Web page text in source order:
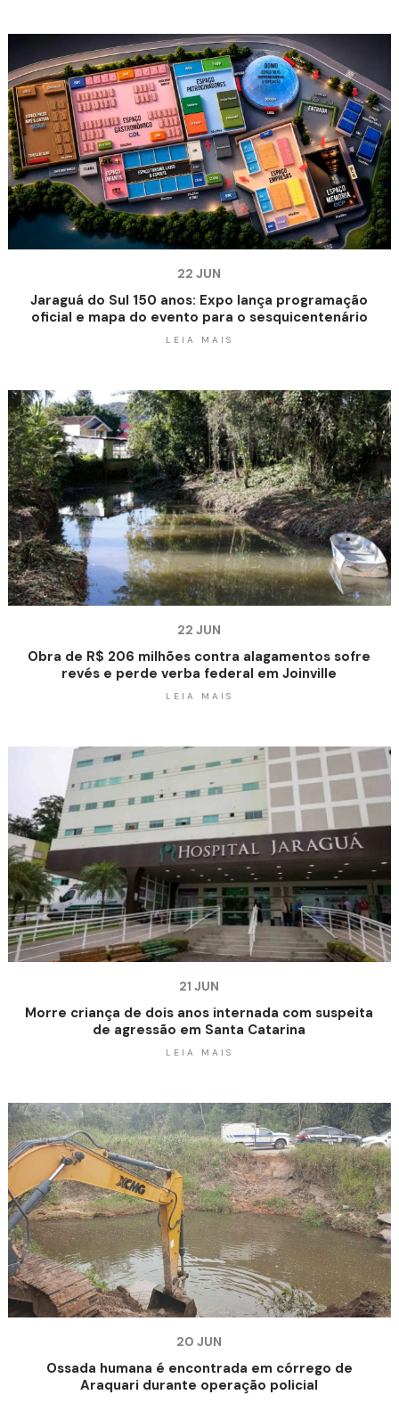
22 JUN
Jaraguá do Sul 150 anos: Expo lança programação
oficial e mapa do evento para o sesquicentenário
LEIA MAIS
22 JUN
Obra de R$ 206 milhões contra alagamentos sofre
revés e perde verba federal em Joinville
LEIA MAIS
21 JUN
Morre criança de dois anos internada com suspeita
de agressão em Santa Catarina
LEIA MAIS
20 JUN
Ossada humana é encontrada em córrego de
Araquari durante operação policial